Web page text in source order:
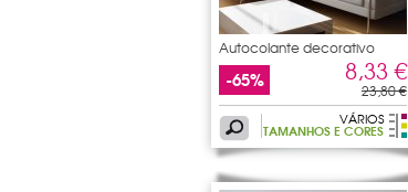
Autocolante decorativo
pauta
-65% 8,33 €
23,80 €
VÁRIOS
TAMANHOS E CORES